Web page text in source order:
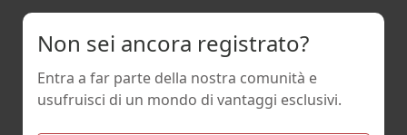
Non sei ancora registrato?
Entra a far parte della nostra comunità e
usufruisci di un mondo di vantaggi esclusivi.